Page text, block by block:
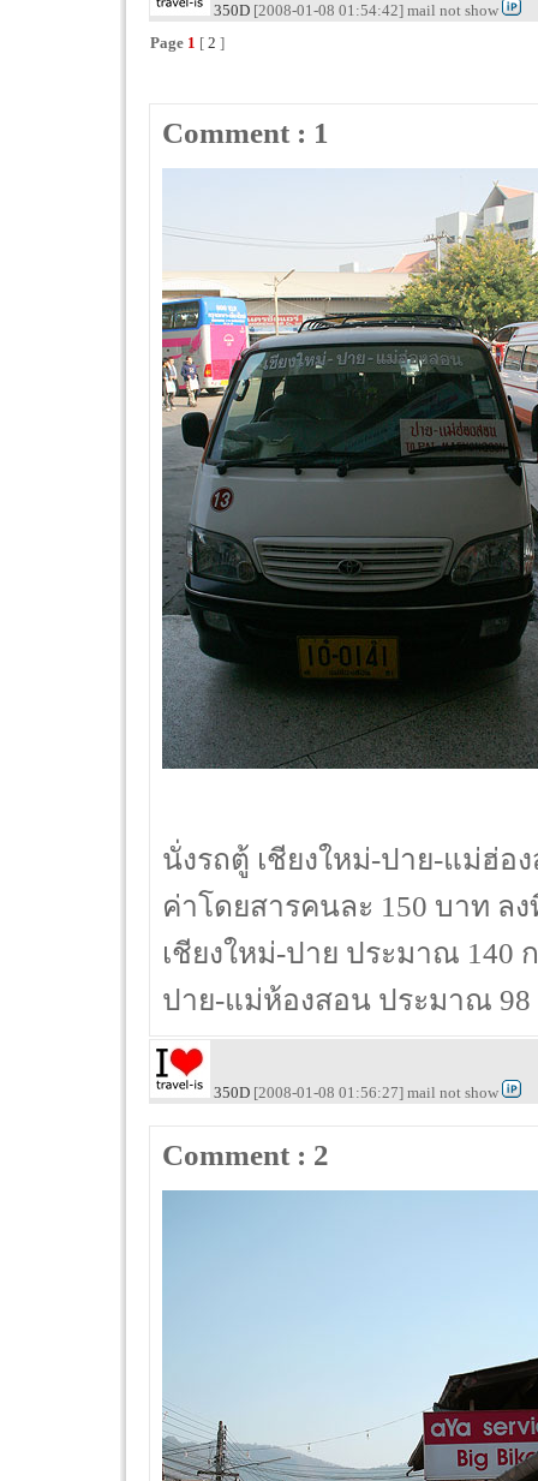
350D [2008-01-08 01:54:42] mail not show
Page 1 [ 2 ]
Comment : 1
นั่งรถตู้ เชียงใหม่-ปาย-แม่ฮ่อ
ค่าโดยสารคนละ 150 บาท ล
เชียงใหม่-ปาย ประมาณ 140
ปาย-แม่ห้องสอน ประมาณ 98
350D [2008-01-08 01:56:27] mail not show
Comment : 2